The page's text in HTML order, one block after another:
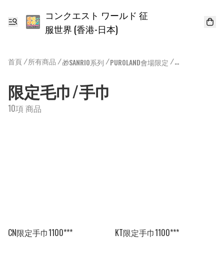
コンクエスト ワールド 征
服世界 (香港-日本)
首頁/所有商品 /🎁SANRIO系列 /PUROLAND會場限定 /限定毛巾/手巾
限定毛巾/手巾
10項 商品
CN限定手巾1100*** KT限定手巾1100***